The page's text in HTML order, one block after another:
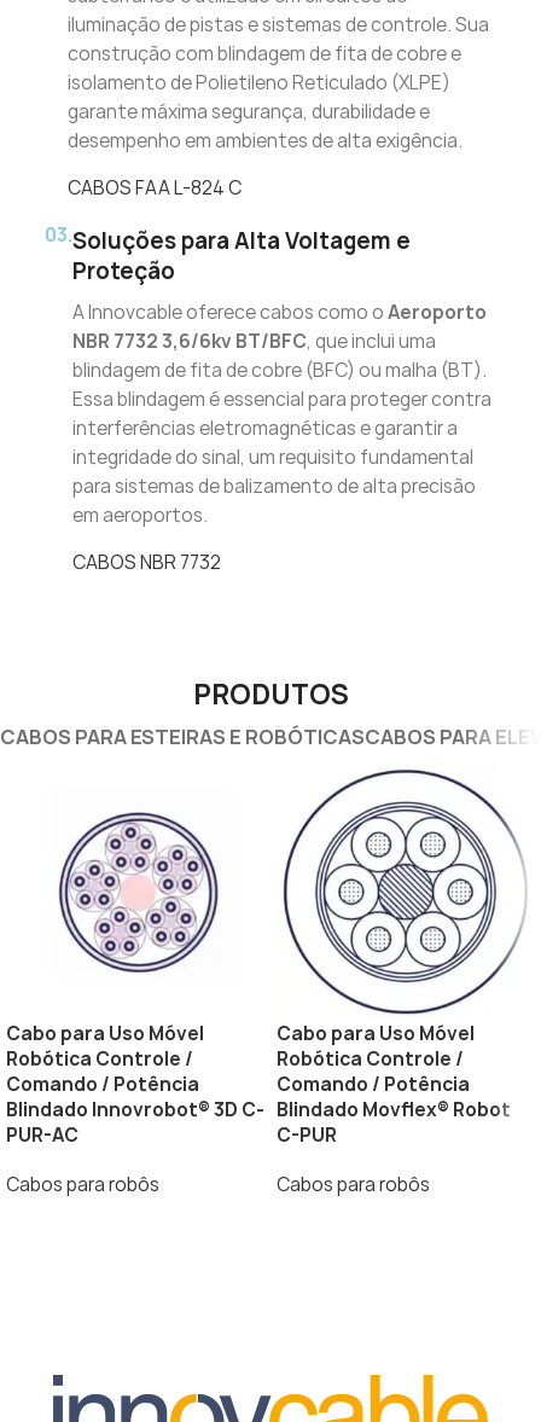
iluminação de pistas e sistemas de controle. Sua
construção com blindagem de fita de cobre e
isolamento de Polietileno Reticulado (XLPE)
garante máxima segurança, durabilidade e
desempenho em ambientes de alta exigência.
CABOS FAA L-824 C
03.Soluções para Alta Voltagem e
Proteção
A Innovcable oferece cabos como oAeroporto
NBR 7732 3,6/6kv BT/BFC, que inclui uma
blindagem de fita de cobre (BFC) ou malha (BT).
Essa blindagem é essencial para proteger contra
interferências eletromagnéticas e garantir a
integridade do sinal, um requisito fundamental
para sistemas de balizamento de alta precisão
em aeroportos.
CABOS NBR 7732
PRODUTOS
CABOS PARA ESTEIRAS E ROBÓTICASCABOS PARA
Cabo para Uso Móvel
Robótica Controle /
Comando / Potência
Blindado Innovrobot® 3D C-
PUR-AC
Cabos para robôs
Cabo para Uso Móvel
Robótica Controle /
Comando / Potência
Blindado Movflex® Robot
C-PUR
Cabos para robôs